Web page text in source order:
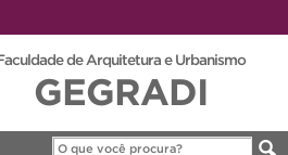
de Arquitetura e Urbanismo
GEGRADI